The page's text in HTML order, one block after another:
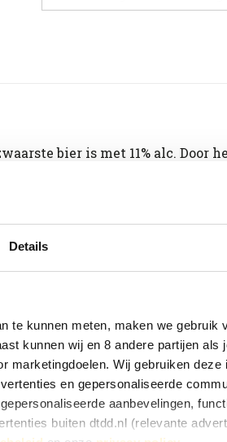
Details
te kunnen meten, maken we gebruik
kunnen wij en 8 andere partijen als
marketingdoelen. Wij gebruiken deze
en gepersonaliseerde
aanbevelingen,
buiten dtdd.nl (relevante
bier is met 11% alc. Door
Vandaar de naam Bommen
genoot.
Zoet, rijpe
kazen